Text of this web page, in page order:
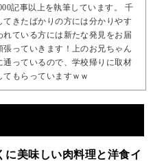
記事以上を執筆しています。 千
てきたばかりの方には分かりやす
れている方には新たな発見をお届
張っていきます！上のお兄ちゃん
通っているので、学校帰りに取材
てもらっていますｗｗ
に美味しい肉料理と洋食イ